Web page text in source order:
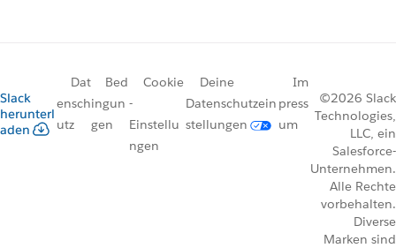
Slack
herunterl
aden
Dat
ensch
utz
Bed
ingun
gen
Cookie
-
Einstellu
ngen
Deine
Datenschutzein
stellungen
Im
press
um
©2026 Slack
Technologies,
LLC, ein
Salesforce-
Unternehmen.
Alle Rechte
vorbehalten.
Diverse
Marken sind